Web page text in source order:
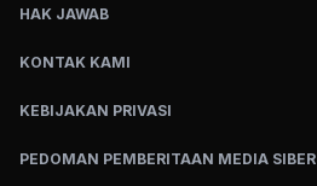
HAK JAWAB
KONTAK KAMI
KEBIJAKAN PRIVASI
PEDOMAN PEMBERITAAN MEDIA SIBER